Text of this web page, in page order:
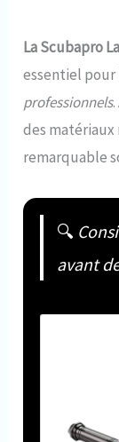
La Scubapro
essentiel
professionnels
des
remarquable
🔍
avant